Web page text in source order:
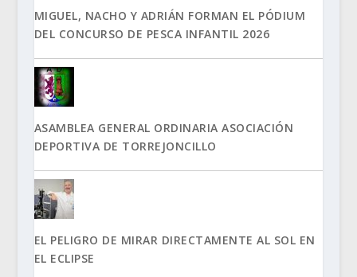
MIGUEL, NACHO Y ADRIÁN FORMAN EL PÓDIUM
DEL CONCURSO DE PESCA INFANTIL 2026
ASAMBLEA GENERAL ORDINARIA ASOCIACIÓN
DEPORTIVA DE TORREJONCILLO
EL PELIGRO DE MIRAR DIRECTAMENTE AL SOL EN
EL ECLIPSE